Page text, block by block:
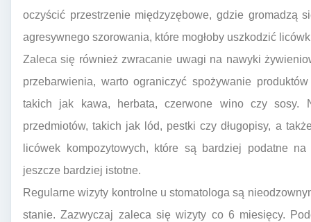
oczyścić przestrzenie międzyzębowe, gdzie gromadzą
agresywnego szorowania, które mogłoby uszkodzić
Zaleca się również zwracanie uwagi na nawyki
przebarwienia, warto ograniczyć spożywanie
takich jak kawa, herbata, czerwone wino czy sosy.
przedmiotów, takich jak lód, pestki czy długopisy, a
licówek kompozytowych, które są bardziej podatne
jeszcze bardziej istotne.
Regularne wizyty kontrolne u stomatologa są
stanie. Zazwyczaj zaleca się wizyty co 6 miesięcy.